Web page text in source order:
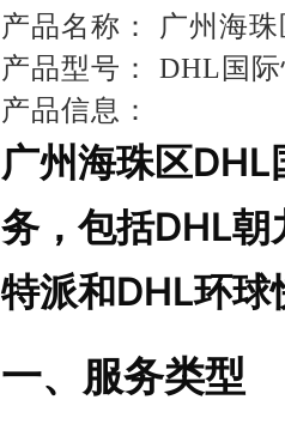
产品名称： 广州海
产品型号： DHL国
产品信息：
广州海珠区
务，包括DHL
特派和DHL环球
一、服务类型